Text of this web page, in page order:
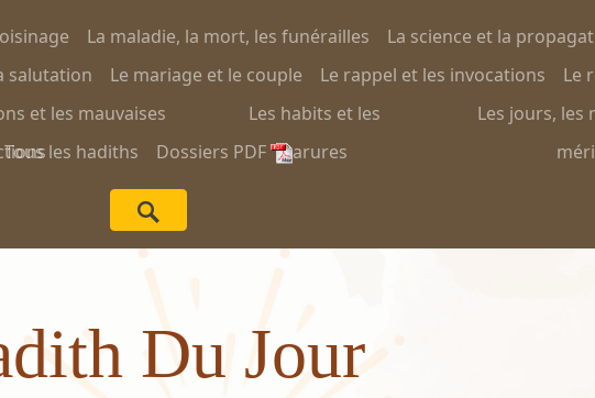
La maladie, la mort, les funérailles La science et la
salutation Le mariage et le couple Le rappel et les invocations Le
et les mauvaises
Les habits et les
parures
Les jours, les
Tous les hadiths Dossiers PDF
Du Jour